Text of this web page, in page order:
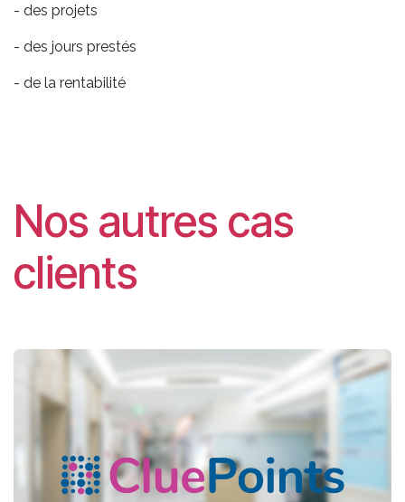
- des projets
- des jours prestés
- de la rentabilité
Nos autres cas
clients